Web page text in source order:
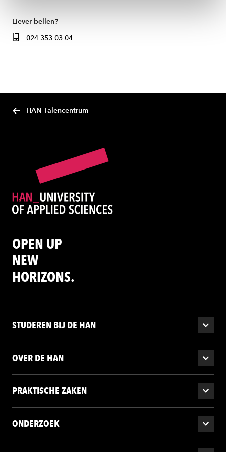
Liever bellen?
024 353 03 04
HAN Talencentrum
OPEN UP
NEW
HORIZONS.
STUDEREN BIJ DE HAN
OVER DE HAN
PRAKTISCHE ZAKEN
ONDERZOEK